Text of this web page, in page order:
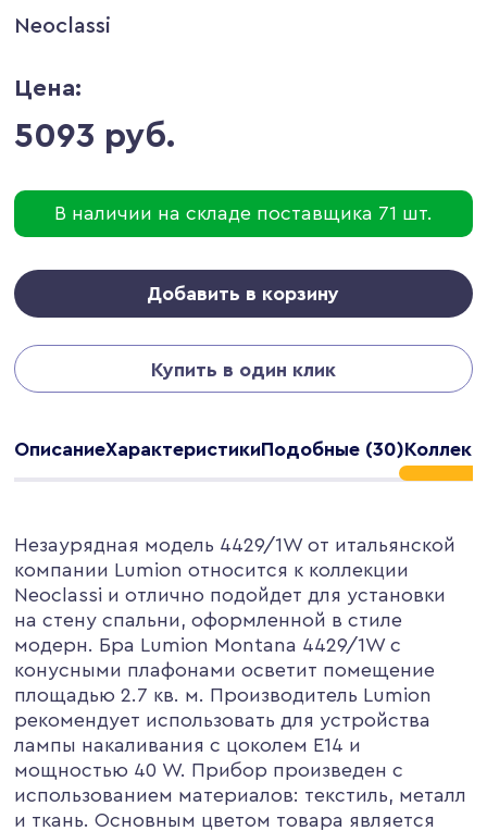
Neoclassi
Цена:
5093 руб.
В наличии на складе поставщика 71 шт.
Добавить в корзину
Купить в один клик
ОписаниеХарактеристикиПодобные (30)
Незаурядная модель 4429/1W от итальянской
компании Lumion относится к коллекции
Neoclassi и отлично подойдет для установки
на стену спальни, оформленной в стиле
модерн. Бра Lumion Montana 4429/1W с
конусными плафонами осветит помещение
площадью 2.7 кв. м. Производитель Lumion
рекомендует использовать для устройства
лампы накаливания с цоколем E14 и
мощностью 40 W. Прибор произведен с
использованием материалов: текстиль, металл
и ткань. Основным цветом товара является